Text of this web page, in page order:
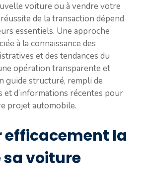
voiture ou à vendre votre
de la transaction dépend
essentiels. Une approche
à la connaissance des
et des tendances du
opération transparente et
guide structuré, rempli de
et d’informations récentes pour
projet automobile.
efficacement la
sa voiture